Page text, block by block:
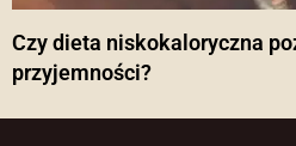
Czy dieta niskokaloryczna
przyjemności?